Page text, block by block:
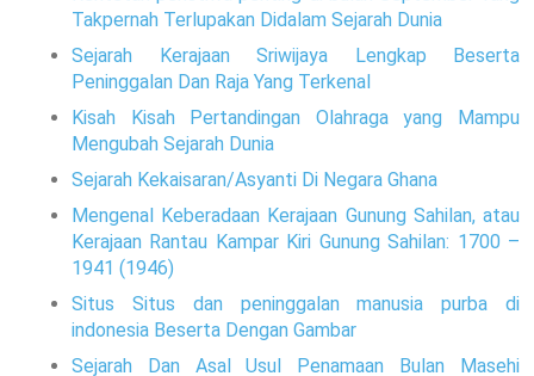
Takpernah Terlupakan Didalam Sejarah Dunia
Sejarah Kerajaan Sriwijaya Lengkap Beserta
Peninggalan Dan Raja Yang Terkenal
Kisah Kisah Pertandingan Olahraga yang Mampu
Mengubah Sejarah Dunia
Sejarah Kekaisaran/Asyanti Di Negara Ghana
Mengenal Keberadaan Kerajaan Gunung Sahilan, atau
Kerajaan Rantau Kampar Kiri Gunung Sahilan: 1700 –
1941 (1946)
Situs Situs dan peninggalan manusia purba di
indonesia Beserta Dengan Gambar
Sejarah Dan Asal Usul Penamaan Bulan Masehi